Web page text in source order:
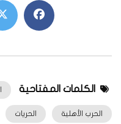
الكلمات المفتاحية
الحرب الأهلية الحريات